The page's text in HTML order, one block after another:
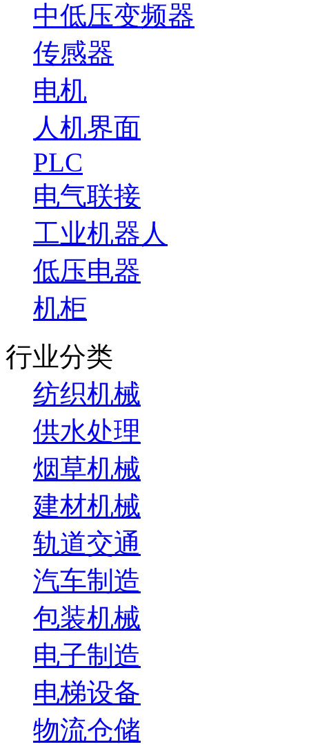
中低压变频器
传感器
电机
人机界面
PLC
电气联接
工业机器人
低压电器
机柜
行业分类
纺织机械
供水处理
烟草机械
建材机械
轨道交通
汽车制造
包装机械
电子制造
电梯设备
物流仓储